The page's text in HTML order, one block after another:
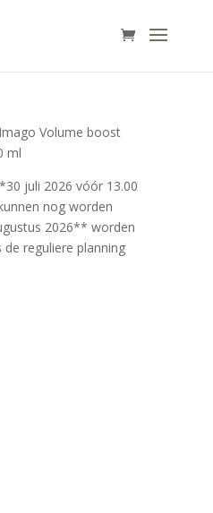
Volume boost
ml
juli 2026 vóór 13.00
nog worden
2026** worden
reguliere planning